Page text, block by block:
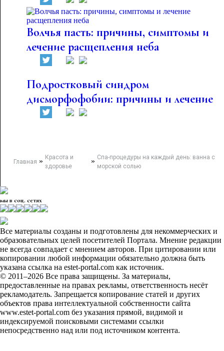
Волчья пасть: причины, симптомы и
лечение расщепления неба
Подростковый синдром
дисморфофобии: причины и лечение
Главная » Красота и
здоровье
» Спа-процедуры на каждый день: ванна с
морской солью
мы в соц. сетях
Все материалы созданы и подготовлены для некоммерческих и
образовательных целей посетителей Портала. Мнение редакции
не всегда совпадает с мнением авторов. При цитировании или
копировании любой информации обязательно должна быть
указана ссылка на estet-portal.com как источник.
© 2011–2026 Все права защищены. За материалы,
предоставленные на правах рекламы, ответственность несёт
рекламодатель. Запрещается копирование статей и других
объектов права интеллектуальной собственности сайта
www.estet-portal.com без указания прямой, видимой и
индексируемой поисковыми системами ссылки
непосредственно над или под источником контента.